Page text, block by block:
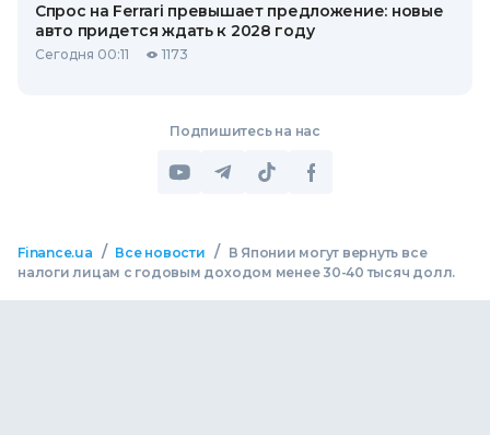
Спрос на Ferrari превышает предложение: новые
авто придется ждать к 2028 году
Сегодня 00:11 1173
Подпишитесь на нас
Finance.ua / Все новости /
В Японии могут вернуть все
налоги лицам с годовым доходом менее 30-40 тысяч долл.